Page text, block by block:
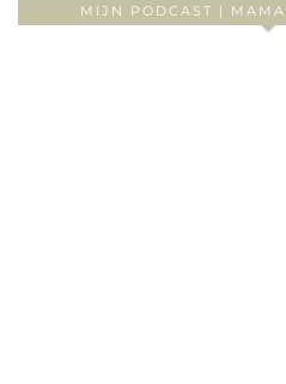
MIJN PODCAST |